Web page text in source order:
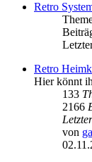
Retro
Retro
Hier könnt
133
2166
von